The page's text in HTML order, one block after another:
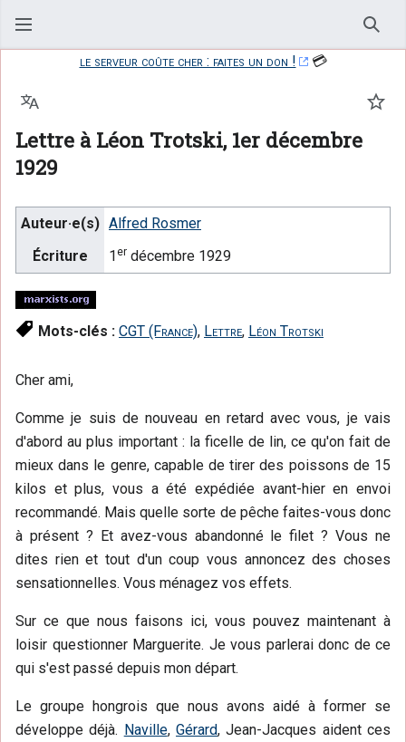
le serveur coûte cher : faites un don !
💳
Lettre à Léon Trotski, 1er décembre
1929
Langue
Auteur·e(s) Alfred Rosmer
Écriture
1 er décembre 1929
Mots-clés : CGT (France), Lettre, Léon Trotski
Cher ami,
Comme je suis de nouveau en retard avec vous, je vais
d'abord au plus important : la ficelle de lin, ce qu'on fait de
mieux dans le genre, capable de tirer des poissons de 15
kilos et plus, vous a été expédiée avant-hier en envoi
recommandé. Mais quelle sorte de pêche faites-vous donc
à présent ? Et avez-vous abandonné le filet ? Vous ne
dites rien et tout d'un coup vous annoncez des choses
sensationnelles. Vous ménagez vos effets.
Sur ce que nous faisons ici, vous pouvez maintenant à
loisir questionner Marguerite. Je vous parlerai donc de ce
qui s'est passé depuis mon départ.
Le groupe hongrois que nous avons aidé à former se
développe déjà. Naville,Gérard, Jean-Jacques aident ces